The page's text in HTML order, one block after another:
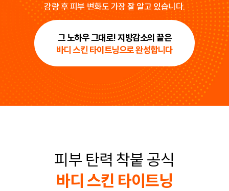
감량 후 피부 변화도 가장 잘 알고 있습니다.
그 노하우 그대로! 지방감소의 끝은
바디 스킨 타이트닝으로 완성합니다
피부 탄력 착붙 공식
바디 스킨 타이트닝